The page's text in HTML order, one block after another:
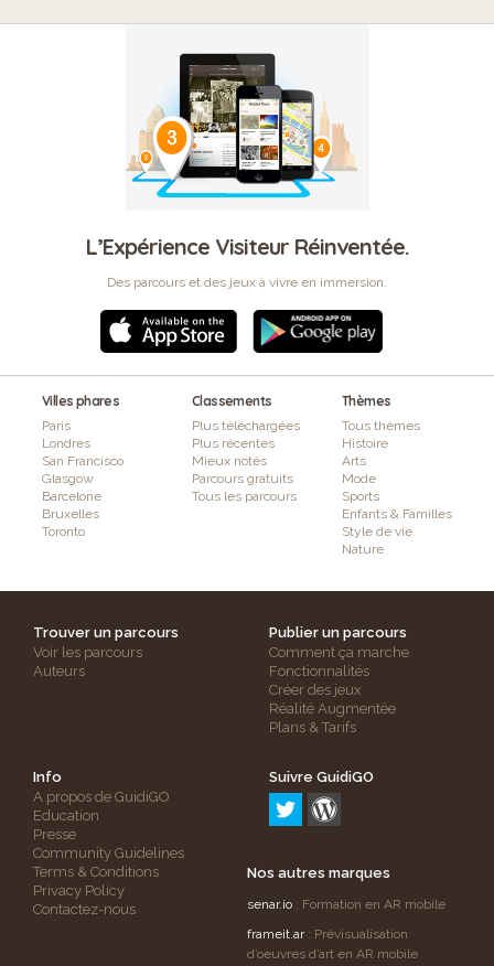
L’Expérience Visiteur Réinventée.
Des parcours et des jeux à vivre en immersion.
Villes phares
Paris
Londres
San Francisco
Glasgow
Barcelone
Bruxelles
Toronto
Classements
Plus téléchargées
Plus récentes
Mieux notés
Parcours gratuits
Tous les parcours
Thèmes
Tous thèmes
Histoire
Arts
Mode
Sports
Enfants & Familles
Style de vie
Nature
Trouver un parcours
Voir les parcours
Auteurs
Publier un parcours
Comment ça marche
Fonctionnalités
Créer des jeux
Réalité Augmentée
Plans & Tarifs
Info
A propos de GuidiGO
Education
Presse
Community Guidelines
Terms & Conditions
Privacy Policy
Contactez-nous
Suivre GuidiGO
Nos autres marques
senar.io : Formation en AR mobile
frameit.ar: Prévisualisation
d’oeuvres d’art en AR mobile